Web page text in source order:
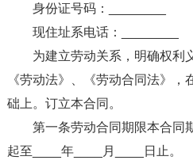
身份证号码：________
现住址系电话：________
为建立劳动关系，明确权利
《劳动法》、《劳动合同法》
础上。订立本合同。
第一条劳动合同期限本合同
起至____年____月____日止。